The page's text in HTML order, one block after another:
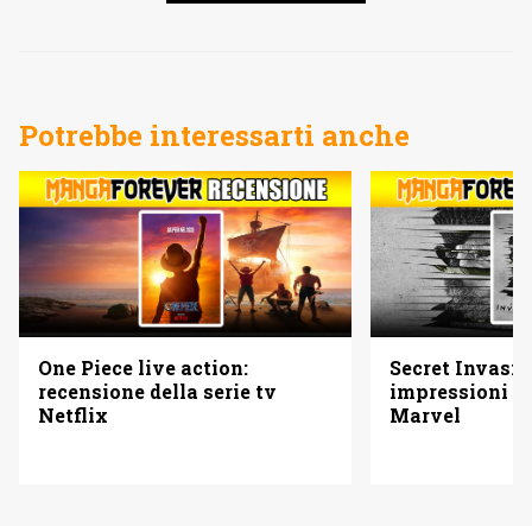
Potrebbe interessarti anche
One Piece live action:
recensione della serie tv
Netflix
Secret
impressioni
Marvel